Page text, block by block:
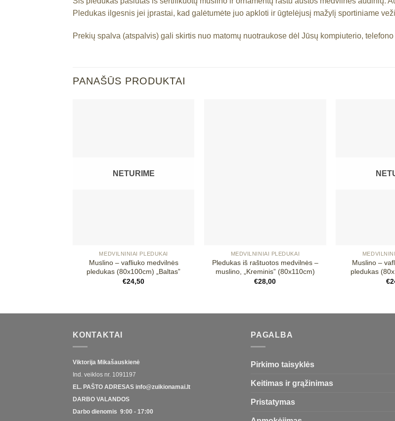
Pledukas ilgesnis jei įprastai, kad galėtumėte juo apkloti ir ūgtelėjusį mažylį sportiniame
Prekių spalva (atspalvis) gali skirtis nuo matomų nuotraukose dėl Jūsų kompiuterio,
PANAŠŪS PRODUKTAI
NETURIME
MEDVILNINIAI PLEDUKAI
Muslino – vafliuko medvilnės
pledukas (80x100cm) „Baltas”
€24,50
MEDVILNINIAI PLEDUKAI
Pledukas iš raštuotos medvilnės –
muslino, „Kreminis” (80x110cm)
€28,00
Muslino –
pledukas
€
KONTAKTAI
Viktorija Mikašauskienė
Ind. veiklos nr. 1091197
EL. PAŠTO ADRESAS info@zuikionamai.lt
DARBO VALANDOS
Darbo dienomis 9:00 - 17:00
PAGALBA
Pirkimo taisyklės
Keitimas ir grąžinimas
Pristatymas